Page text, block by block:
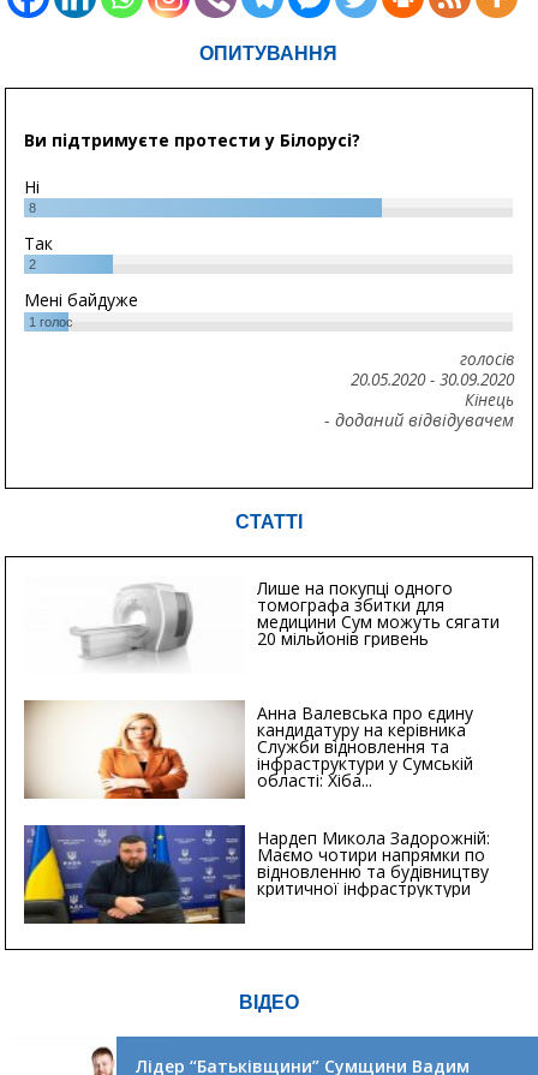
ОПИТУВАННЯ
Ви підтримуєте протести у Білорусі?
Ні
8
Так
2
Мені байдуже
1 голос
голосів
20.05.2020- 30.09.2020
Кінець
- доданий відвідувачем
СТАТТІ
Лише на покупці одного
томографа збитки для
медицини Сум можуть сягати
20 мільйонів гривень
Анна Валевська про єдину
кандидатуру на керівника
Служби відновлення та
інфраструктури у Сумській
області: Хіба...
Нардеп Микола Задорожній:
Маємо чотири напрямки по
відновленню та будівництву
критичної інфраструктури
ВІДЕО
Лідер “Батьківщини” Сумщини Вадим